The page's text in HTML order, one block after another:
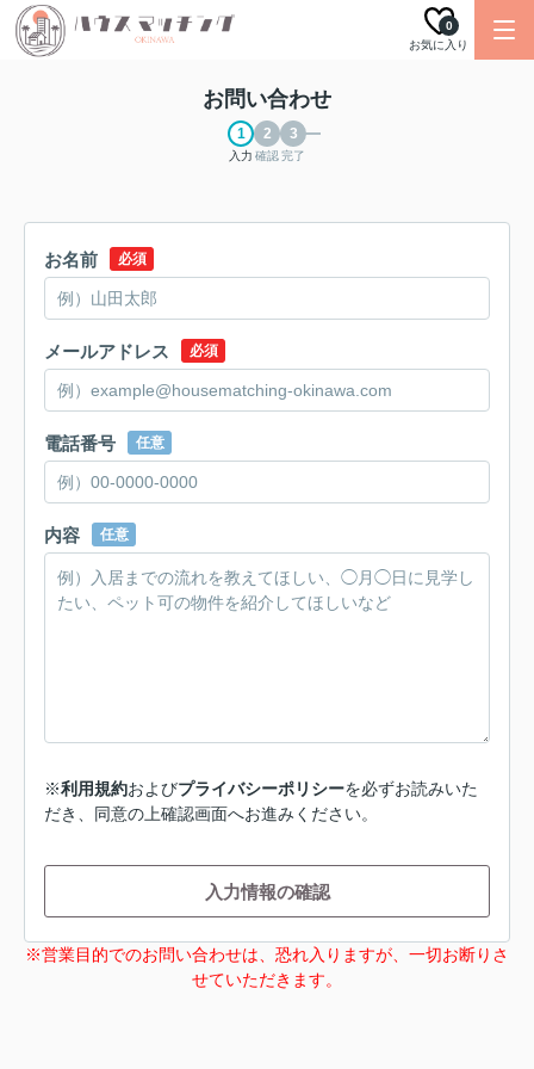
お気に入り
0
お問い合わせ
入力 確認完了
お名前 必須
メールアドレス 必須
電話番号 任意
内容 任意
※利用規約およびプライバシーポリシーを必ずお読みいた
だき、同意の上確認画面へお進みください。
入力情報の確認
※営業目的でのお問い合わせは、恐れ入りますが、一切お断りさ
せていただきます。